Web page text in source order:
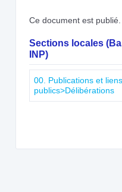
Ce document est publié.
Sections locales
INP)
00. Publications et
publics>Délibérations